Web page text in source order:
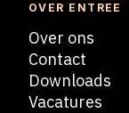
OVER ENTREE
Over ons
Contact
Downloads
Vacatures